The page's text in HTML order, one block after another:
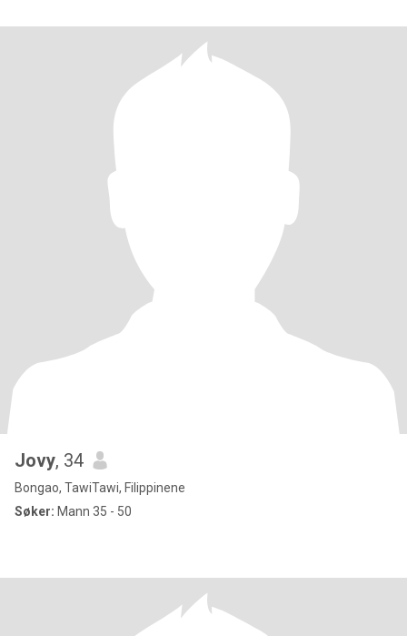
Jovy, 34
Bongao, TawiTawi, Filippinene
Søker: Mann 35 - 50